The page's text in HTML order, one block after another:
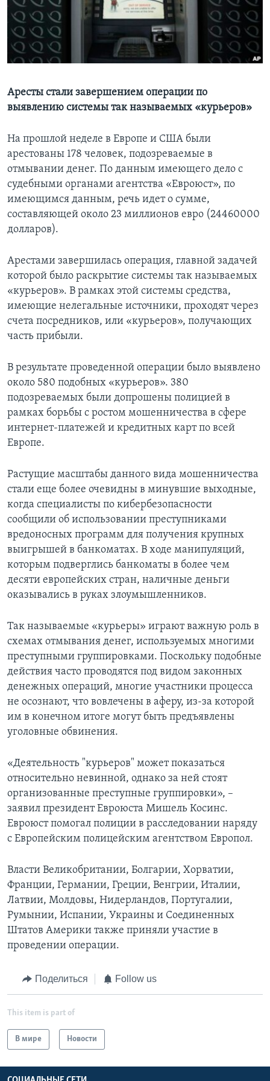
Learning English
СОЦИАЛЬНЫЕ СЕТИ
Языки
Аресты стали завершением операции по
выявлению системы так называемых «курьеров»
На прошлой неделе в Европе и США были
арестованы 178 человек, подозреваемые в
отмывании денег. По данным имеющего дело с
судебными органами агентства «Евроюст», по
имеющимся данным, речь идет о сумме,
составляющей около 23 миллионов евро (24460000
долларов).
Арестами завершилась операция, главной задачей
которой было раскрытие системы так называемых
«курьеров». В рамках этой системы средства,
имеющие нелегальные источники, проходят через
счета посредников, или «курьеров», получающих
часть прибыли.
В результате проведенной операции было выявлено
около 580 подобных «курьеров». 380
подозреваемых были допрошены полицией в
рамках борьбы с ростом мошенничества в сфере
интернет-платежей и кредитных карт по всей
Европе.
Растущие масштабы данного вида мошенничества
стали еще более очевидны в минувшие выходные,
когда специалисты по кибербезопасности
сообщили об использовании преступниками
вредоносных программ для получения крупных
выигрышей в банкоматах. В ходе манипуляций,
которым подверглись банкоматы в более чем
десяти европейских стран, наличные деньги
оказывались в руках злоумышленников.
Так называемые «курьеры» играют важную роль в
схемах отмывания денег, используемых многими
преступными группировками. Поскольку подобные
действия часто проводятся под видом законных
денежных операций, многие участники процесса
не осознают, что вовлечены в аферу, из-за которой
им в конечном итоге могут быть предъявлены
уголовные обвинения.
«Деятельность "курьеров" может показаться
относительно невинной, однако за ней стоят
организованные преступные группировки», –
заявил президент Евроюста Мишель Косинс.
Евроюст помогал полиции в расследовании наряду
с Европейским полицейским агентством Европол.
Власти Великобритании, Болгарии, Хорватии,
Франции, Германии, Греции, Венгрии, Италии,
Латвии, Молдовы, Нидерландов, Португалии,
Румынии, Испании, Украины и Соединенных
Штатов Америки также приняли участие в
проведении операции.
Поделиться Follow us
This item is part of
В мире Новости